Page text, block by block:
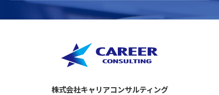
株式会社キャリアコンサルティング